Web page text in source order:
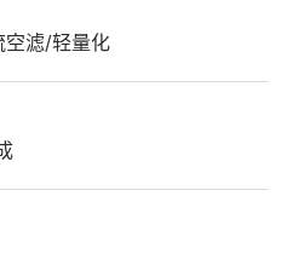
滤/轻量化